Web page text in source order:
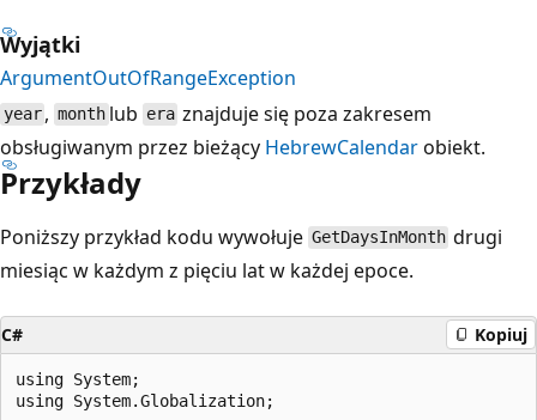
Wyjątki
ArgumentOutOfRangeException
year ,monthlub era znajduje się poza zakresem
obsługiwanym przez bieżący HebrewCalendarobiekt.
Przykłady
Poniższy przykład kodu wywołuje GetDaysInMonth drugi
miesiąc w każdym z pięciu lat w każdej epoce.
C# Kopiuj
using System;
using System.Globalization;